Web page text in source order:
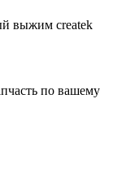
выжим createk
по вашему